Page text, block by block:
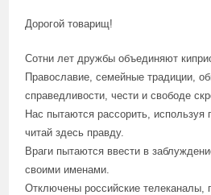
Дорогой товарищ!
Сотни лет дружбы объединяют
Православие, семейные традиции,
справедливости, чести и свободе
Нас пытаются рассорить, используя
читай здесь правду.
Враги пытаются ввести в
своими именами.
Отключены российские телеканалы,